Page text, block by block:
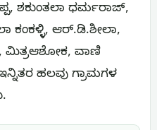
ಶಕುಂತಲಾ ಧರ್ಮರಾಜ್,
ಕಂಕಳ್ಳಿ, ಆರ್.ಡಿ.ಶೀಲಾ,
ಮಿತ್ರಆಶೋಕ, ವಾಣಿ
ಹಲವು ಗ್ರಾಮಗಳ